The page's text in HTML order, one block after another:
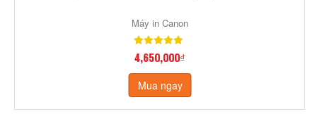
Máy in Canon
4,650,000₫
Mua ngay